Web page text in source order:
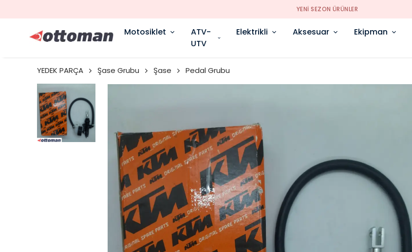
YENI SEZON ÜRÜNLER
Motosiklet
ATV-
UTV
Elektrikli Aksesuar Ekipman
YEDEK PARÇA Şase Grubu Şase Pedal Grubu